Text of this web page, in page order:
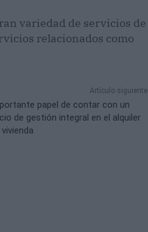
variedad de servicios de
relacionados como
Artículo siguiente
papel de contar con un
de gestión integral en el alquiler